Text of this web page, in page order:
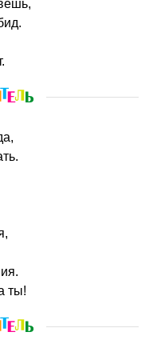
ты!